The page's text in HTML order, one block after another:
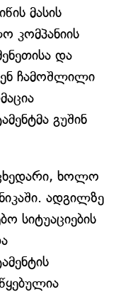
მასის
კომპანიის
და
ჩამოშლილი
გუშინ
ხოლო
ადგილზე
სიტუაციების